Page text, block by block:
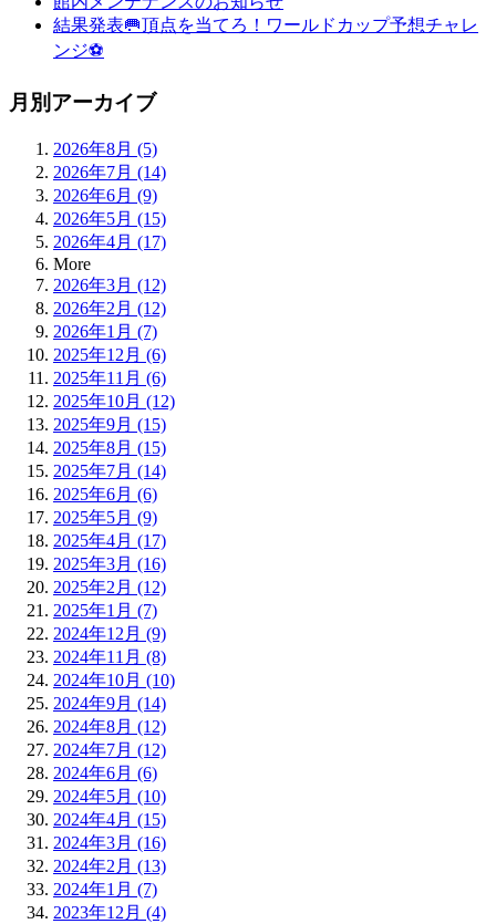
結果発表🥅頂点を当てろ！ワールドカップ予想チャレ
ンジ⚽
月別アーカイブ
2026年8月 (5)
2026年7月 (14)
2026年6月 (9)
2026年5月 (15)
2026年4月 (17)
More
2026年3月 (12)
2026年2月 (12)
2026年1月 (7)
2025年12月 (6)
2025年11月 (6)
2025年10月 (12)
2025年9月 (15)
2025年8月 (15)
2025年7月 (14)
2025年6月 (6)
2025年5月 (9)
2025年4月 (17)
2025年3月 (16)
2025年2月 (12)
2025年1月 (7)
2024年12月 (9)
2024年11月 (8)
2024年10月 (10)
2024年9月 (14)
2024年8月 (12)
2024年7月 (12)
2024年6月 (6)
2024年5月 (10)
2024年4月 (15)
2024年3月 (16)
2024年2月 (13)
2024年1月 (7)
2023年12月 (4)